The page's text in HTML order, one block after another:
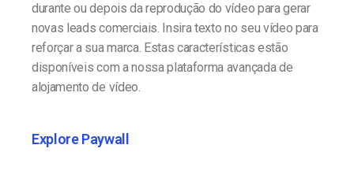
durante ou depois da reprodução do vídeo para gerar
novas leads comerciais. Insira texto no seu vídeo para
reforçar a sua marca. Estas características estão
disponíveis com a nossa plataforma avançada de
alojamento de vídeo.
Explore Paywall